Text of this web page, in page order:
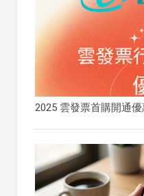
2025 雲發票首購開通